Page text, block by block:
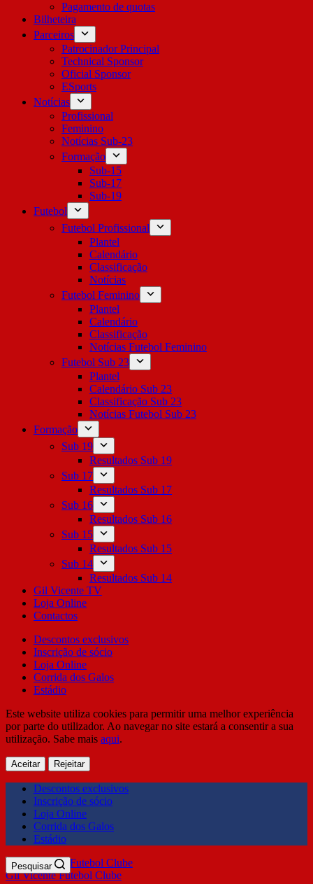
Pagamento de quotas
Bilheteira
Parceiros
Patrocinador Principal
Technical Sponsor
Oficial Sponsor
ESports
Notícias
Profissional
Feminino
Notícias Sub-23
Formação
Sub-15
Sub-17
Sub-19
Futebol
Futebol Profissional
Plantel
Calendário
Classificação
Notícias
Futebol Feminino
Plantel
Calendário
Classificação
Notícias Futebol Feminino
Futebol Sub 23
Plantel
Calendário Sub 23
Classificação Sub 23
Notícias Futebol Sub 23
Formação
Sub 19
Resultados Sub 19
Sub 17
Resultados Sub 17
Sub 16
Resultados Sub 16
Sub 15
Resultados Sub 15
Sub 14
Resultados Sub 14
Gil Vicente TV
Loja Online
Contactos
Descontos exclusivos
Inscrição de sócio
Loja Online
Corrida dos Galos
Estádio
Este website utiliza cookies para permitir uma melhor experiência
por parte do utilizador. Ao navegar no site estará a consentir a sua
utilização. Sabe mais aqui.
Aceitar Rejeitar
Descontos exclusivos
Inscrição de sócio
Loja Online
Corrida dos Galos
Estádio
Gil Vicente Futebol Clube
Pesquisar